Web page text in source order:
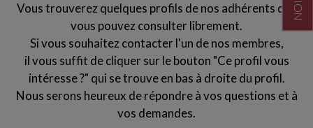
Vous trouverez quelques profils de nos adhérents que
vous pouvez consulter librement.
Si vous souhaitez contacter l'un de nos membres,
il vous suffit de cliquer sur le bouton "Ce profil vous
intéresse ?" qui se trouve en bas à droite du profil.
Nous serons heureux de répondre à vos questions et à
vos demandes.